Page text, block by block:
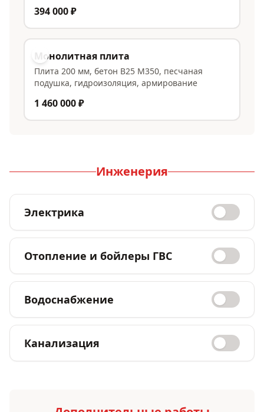
394 000 ₽
Монолитная плита
Плита 200 мм, бетон В25 М350, песчаная
подушка, гидроизоляция, армирование
1 460 000 ₽
Инженерия
Электрика
Отопление и бойлеры ГВС
Водоснабжение
Канализация